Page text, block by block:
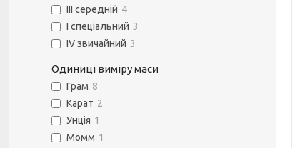
ІІІ середній 4
I спеціальний 3
IV звичайний 3
Одиниці виміру маси
Грам 8
Карат 2
Унція 1
Момм 1